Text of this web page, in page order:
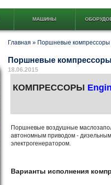
МАШИНЫ
Главная » Поршневые компрессоры
Поршневые
18.06.2015
КОМПРЕССОРЫ
Поршневые воздушные
автономным приводом -
электрогенератором.
Варианты исполнения